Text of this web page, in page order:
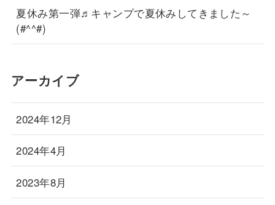
夏休み第一弾♬キャンプで夏休みしてきました～
(#^^#)
アーカイブ
2024年12月
2024年4月
2023年8月